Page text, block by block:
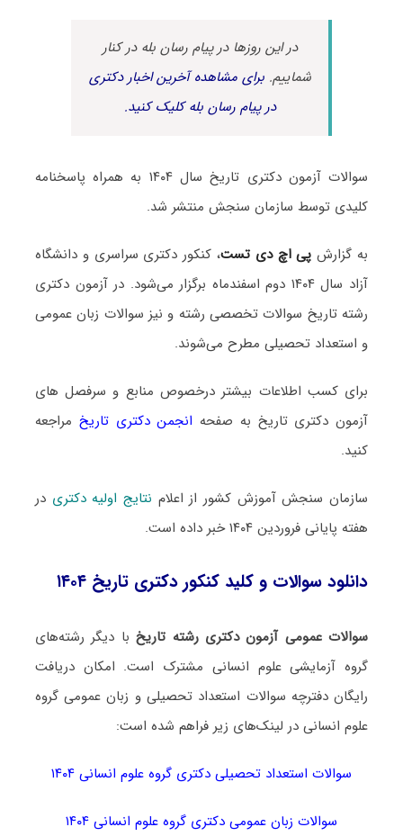
در این روزها در پیام رسان بله در کنار
شماییم.برای مشاهده آخرین اخبار دکتری
در پیام رسان بله کلیک کنید.
سوالات آزمون دکتری تاریخ سال ۱۴۰۴ به همراه پاسخنامه
کلیدی توسط سازمان سنجش منتشر شد.
به گزارشپی اچ دی تست، کنکور دکتری سراسری و دانشگاه
آزاد سال ۱۴۰۴ دوم اسفندماه برگزار می‌شود. در آزمون دکتری
رشته تاریخ سوالات تخصصی رشته و نیز سوالات زبان عمومی
و استعداد تحصیلی مطرح می‌شوند.
برای کسب اطلاعات بیشتر درخصوص منابع و سرفصل های
آزمون دکتری تاریخ به صفحه انجمن دکتری تاریخ مراجعه
کنید.
سازمان سنجش آموزش کشور از اعلام نتایج اولیه دکتری در
هفته پایانی فروردین ۱۴۰۴ خبر داده است.
دانلود سوالات و کلید کنکور دکتری تاریخ ۱۴۰۴
سوالات عمومی آزمون دکتری رشته تاریخبا دیگر رشته‌های
گروه آزمایشی علوم انسانی مشترک است. امکان دریافت
رایگان دفترچه سوالات استعداد تحصیلی و زبان عمومی گروه
علوم انسانی در لینک‌های زیر فراهم شده است:
سوالات استعداد تحصیلی دکتری گروه علوم انسانی ۱۴۰۴
سوالات زبان عمومی دکتری گروه علوم انسانی ۱۴۰۴